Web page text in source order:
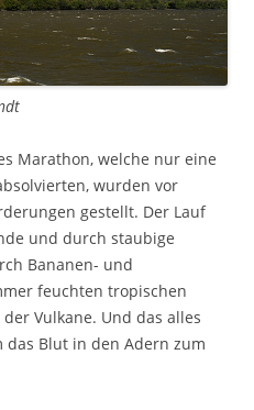
Marathon, welche nur eine
wurden vor
gestellt. Der Lauf
und durch staubige
Bananen- und
feuchten tropischen
Vulkane. Und das alles
Blut in den Adern zum